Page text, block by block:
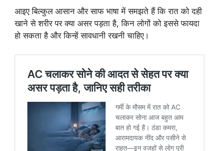
आइए बिल्कुल आसान और साफ भाषा में समझते हैं कि रात को दही
खाने से शरीर पर क्या असर पड़ता है, किन लोगों को इससे फायदा
हो सकता है और किन्हें सावधानी रखनी चाहिए।